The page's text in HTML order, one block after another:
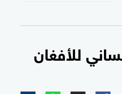
للأفغان